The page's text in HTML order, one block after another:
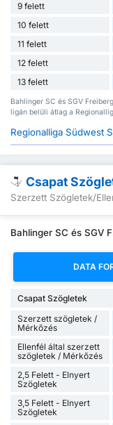
9 felett
10 felett
11 felett
12 felett
13 felett
Bahlinger SC és SGV
ligán belüli átlag a
Regionalliga Südwest
Csapat
Szerzett Szögletek/
Bahlinger SC és SGV
DATA
Csapat Szögletek
Szerzett szögletek /
Mérkőzés
Ellenfél által szerzett
szögletek / Mérkőzés
2,5 Felett - Elnyert
Szögletek
3,5 Felett - Elnyert
Szögletek